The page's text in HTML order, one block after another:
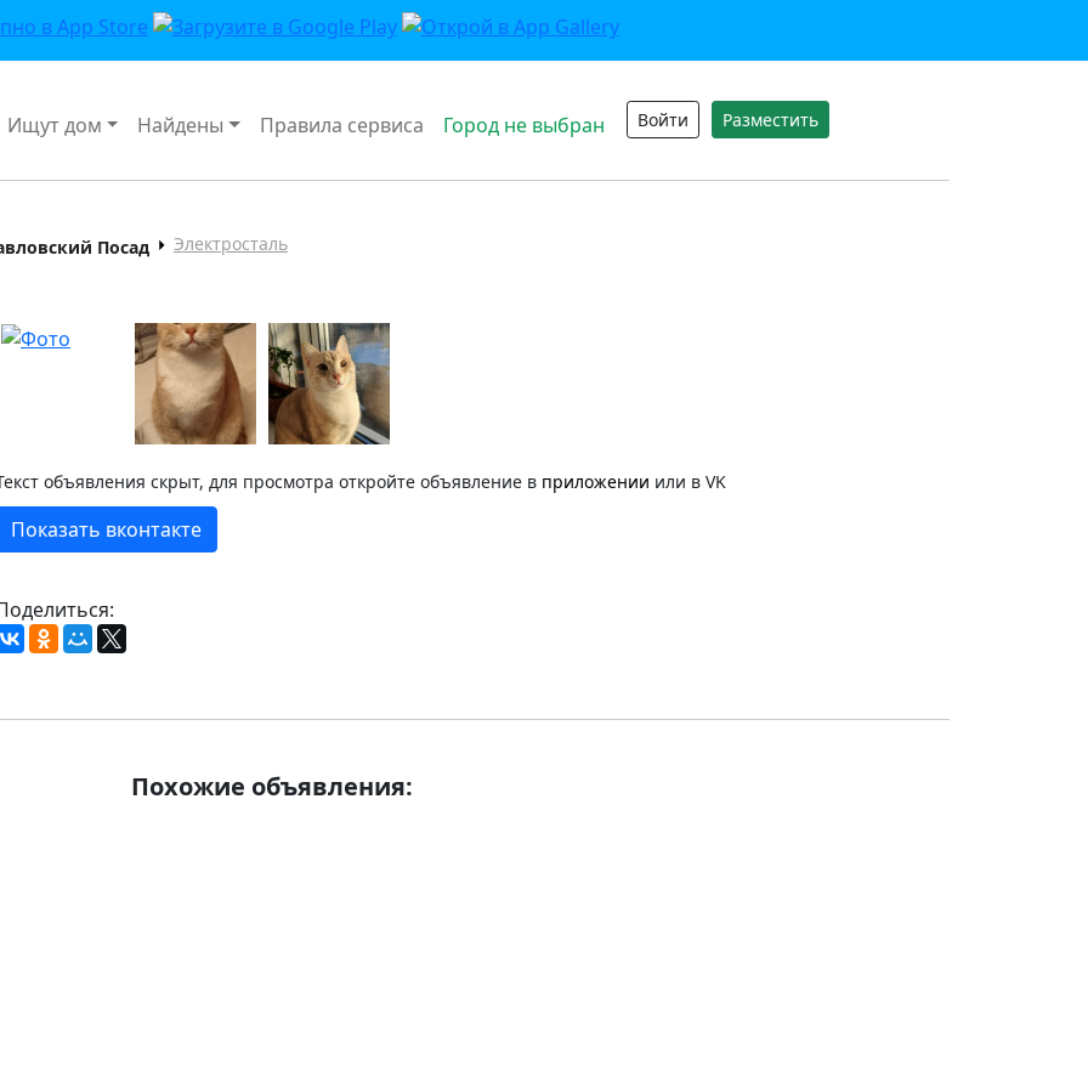
Ищут дом Найдены Правила сервиса Город не выбран Войти Разместить
Посад Электросталь
объявления скрыт, для просмотра откройте объявление в приложении или в VK
Показать вконтакте
Похожие объявления: